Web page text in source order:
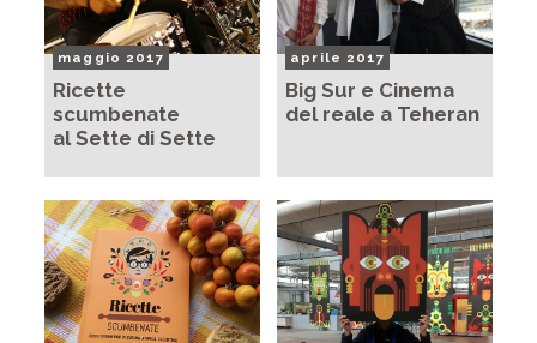
maggio 2017
Ricette
scumbenate
al Sette di Sette
aprile 2017
Big Sur e Cinema
del reale a Teheran